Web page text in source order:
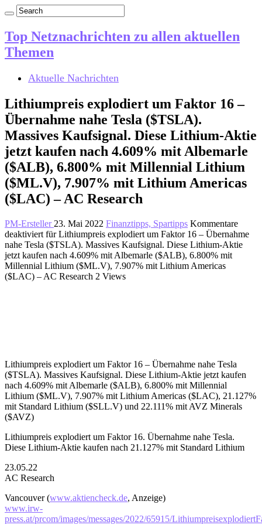
Top Netznachrichten zu allen aktuellen
Themen
Aktuelle Nachrichten
Lithiumpreis explodiert um Faktor 16 –
Übernahme nahe Tesla ($TSLA).
Massives Kaufsignal. Diese Lithium-Aktie
jetzt kaufen nach 4.609% mit Albemarle
($ALB), 6.800% mit Millennial Lithium
($ML.V), 7.907% mit Lithium Americas
($LAC) – AC Research
PM-Ersteller 23. Mai 2022 Finanztipps, Spartipps Kommentare
deaktiviert für Lithiumpreis explodiert um Faktor 16 – Übernahme
nahe Tesla ($TSLA). Massives Kaufsignal. Diese Lithium-Aktie
jetzt kaufen nach 4.609% mit Albemarle ($ALB), 6.800% mit
Millennial Lithium ($ML.V), 7.907% mit Lithium Americas
($LAC) – AC Research 2 Views
Lithiumpreis explodiert um Faktor 16 – Übernahme nahe Tesla
($TSLA). Massives Kaufsignal. Diese Lithium-Aktie jetzt kaufen
nach 4.609% mit Albemarle ($ALB), 6.800% mit Millennial
Lithium ($ML.V), 7.907% mit Lithium Americas ($LAC), 21.127%
mit Standard Lithium ($SLL.V) und 22.111% mit AVZ Minerals
($AVZ)
Lithiumpreis explodiert um Faktor 16. Übernahme nahe Tesla.
Diese Lithium-Aktie kaufen nach 21.127% mit Standard Lithium
23.05.22
AC Research
Vancouver (www.aktiencheck.de, Anzeige)
www.irw-
press.at/prcom/images/messages/2022/65915/